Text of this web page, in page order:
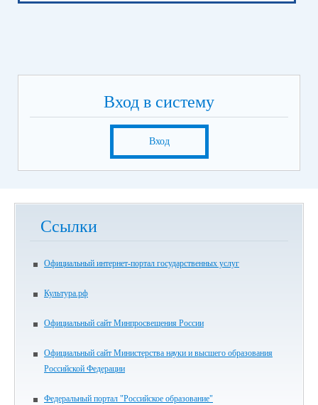
Вход в систему
Вход
Ссылки
Официальный интернет-портал государственных услуг
Культура.рф
Официальный сайт Минпросвещения России
Официальный сайт Министерства науки и высшего образования
Российской Федерации
Федеральный портал "Российское образование"